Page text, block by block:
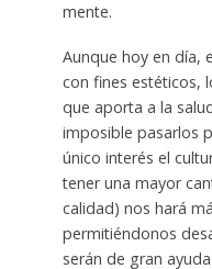
mente.
Aunque hoy en día,
con fines estéticos,
que aporta a la
imposible pasarlos
único interés el
tener una mayor
calidad) nos hará
permitiéndonos
serán de gran